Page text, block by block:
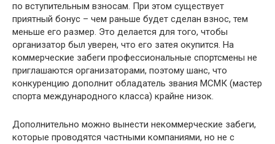
по вступительным взносам. При этом существует
приятный бонус – чем раньше будет сделан взнос, тем
меньше его размер. Это делается для того, чтобы
организатор был уверен, что его затея окупится. На
коммерческие забеги профессиональные спортсмены не
приглашаются организаторами, поэтому шанс, что
конкуренцию дополнит обладатель звания МСМК (мастер
спорта международного класса) крайне низок.
Дополнительно можно вынести некоммерческие забеги,
которые проводятся частными компаниями, но не с